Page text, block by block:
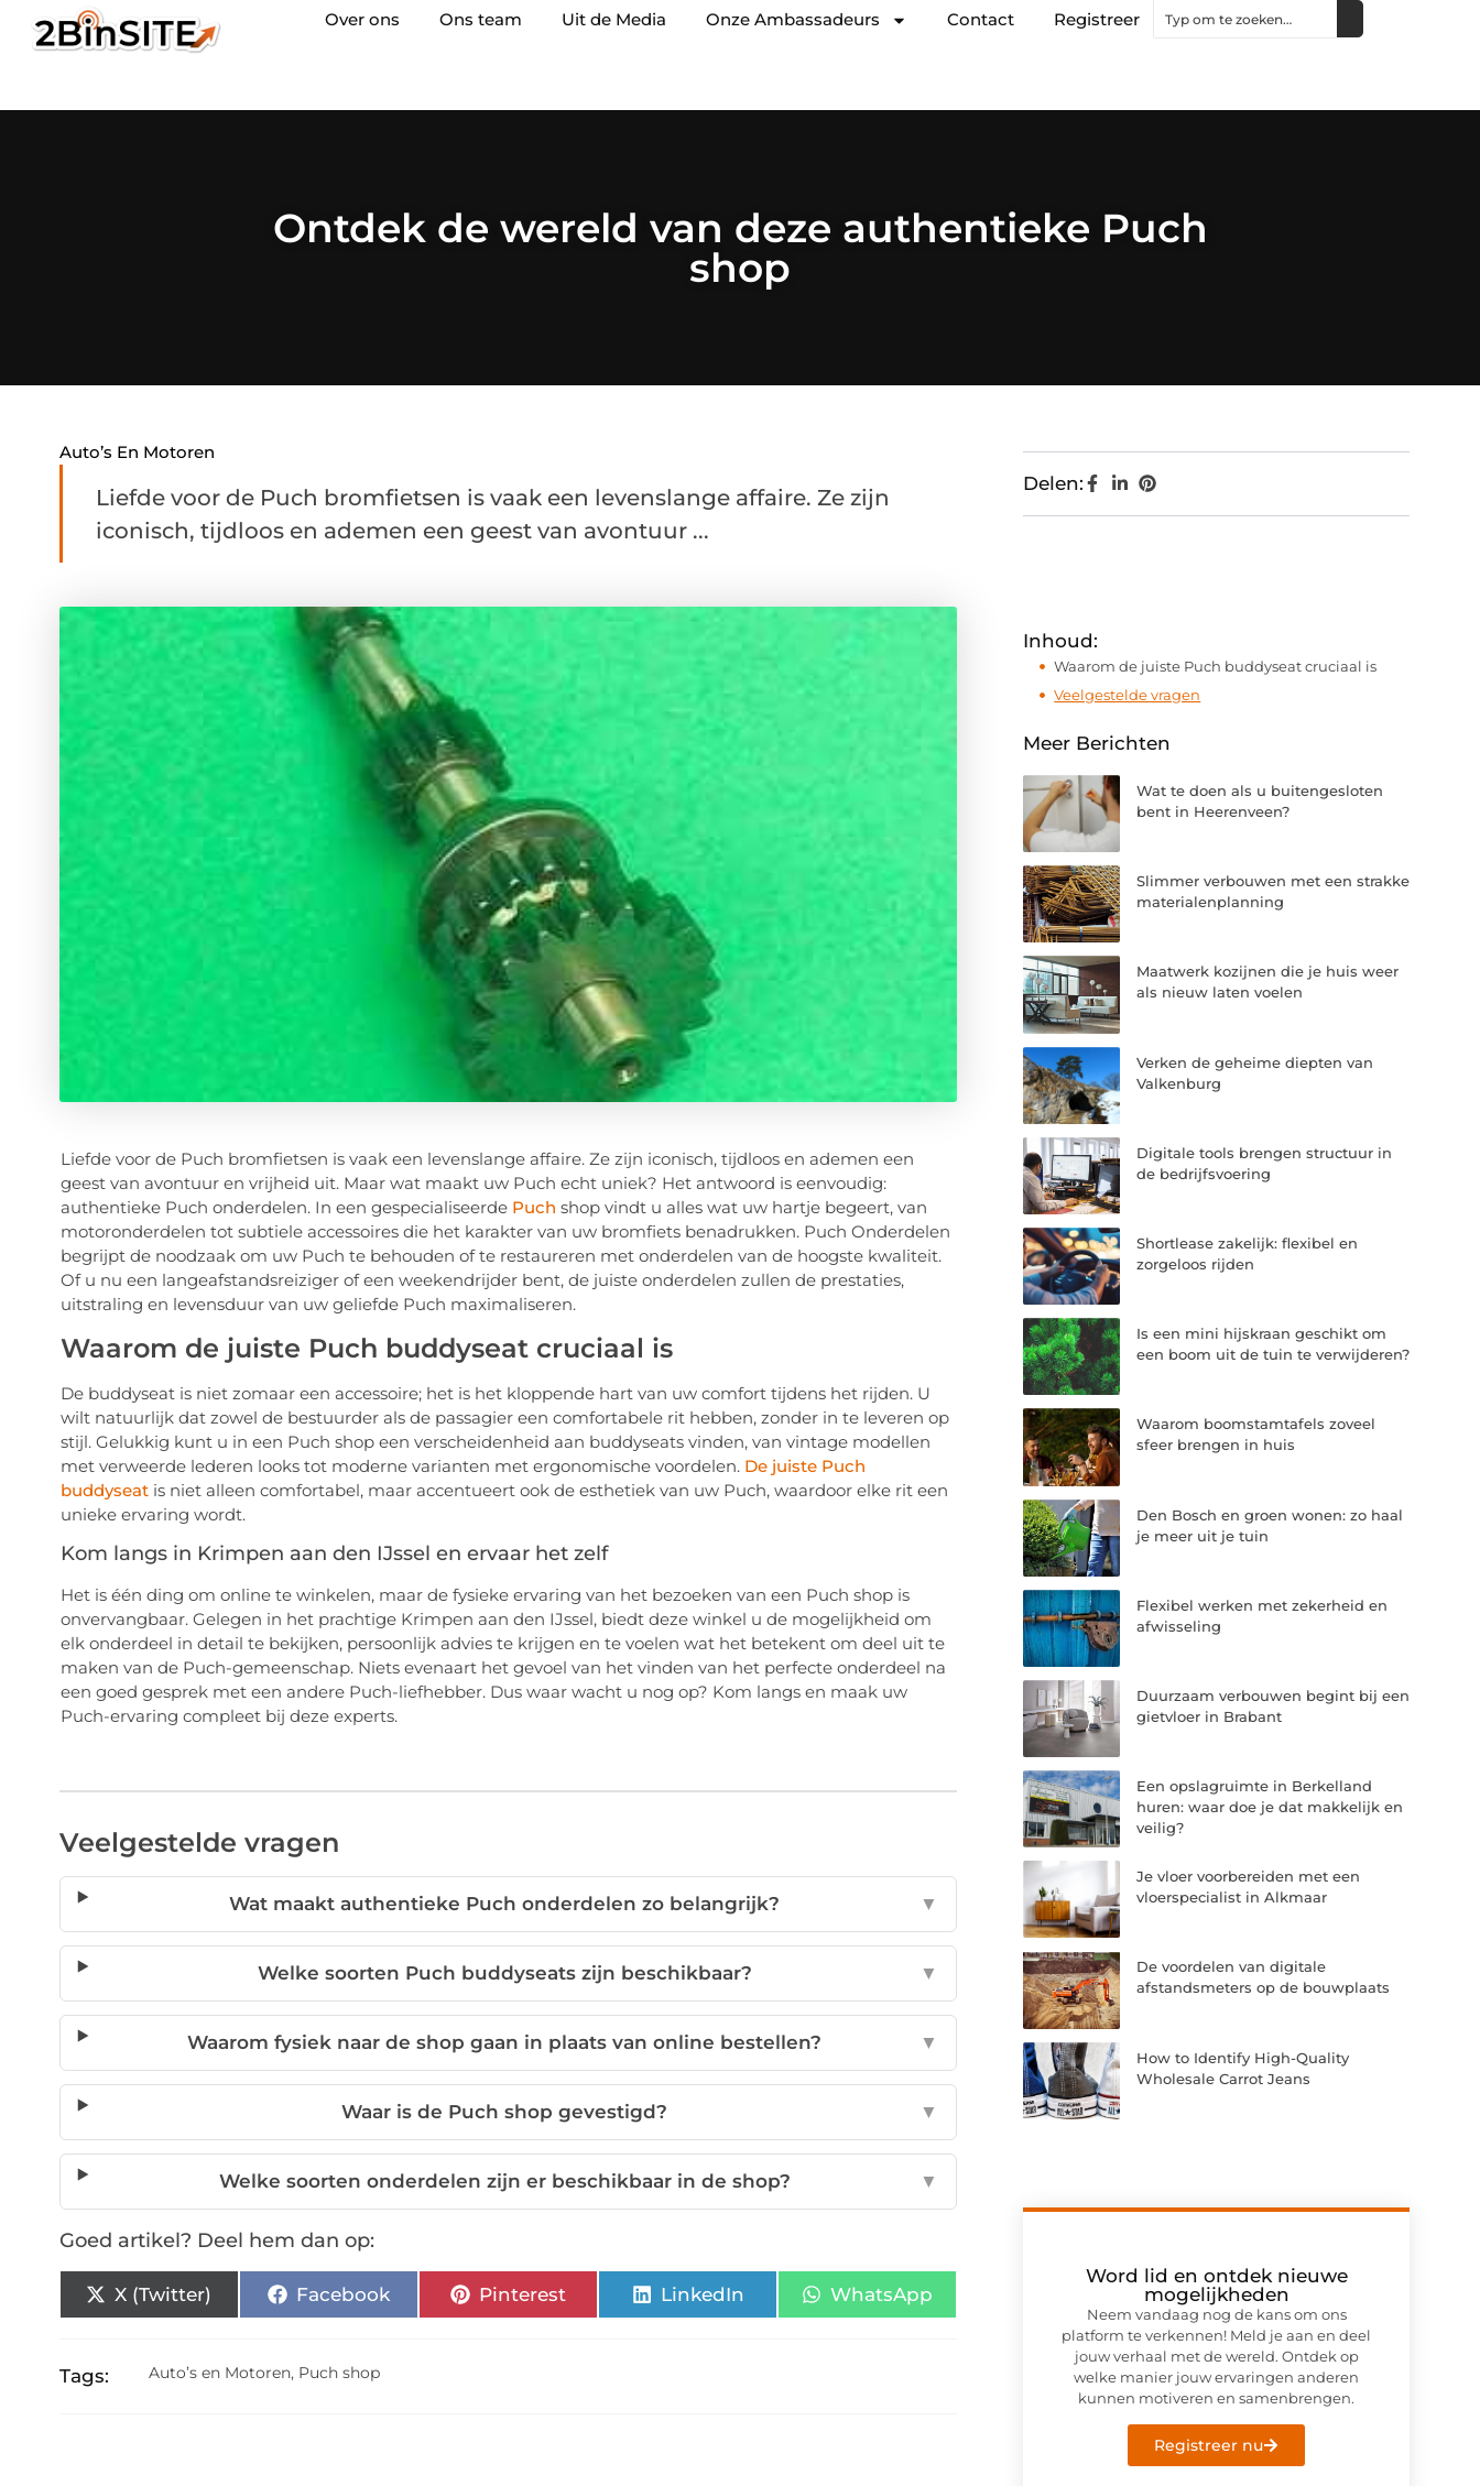
Over ons Ons team Uit de Media Onze Ambassadeurs Contact Registreer
Ontdek de wereld van deze authentieke Puch
shop
Auto’s En Motoren
Liefde voor de Puch bromfietsen is vaak een levenslange affaire. Ze zijn
iconisch, tijdloos en ademen een geest van avontuur ...
Liefde voor de Puch bromfietsen is vaak een levenslange affaire. Ze zijn iconisch, tijdloos en ademen een
geest van avontuur en vrijheid uit. Maar wat maakt uw Puch echt uniek? Het antwoord is eenvoudig:
authentieke Puch onderdelen. In een gespecialiseerde Puch shop vindt u alles wat uw hartje begeert, van
motoronderdelen tot subtiele accessoires die het karakter van uw bromfiets benadrukken. Puch Onderdelen
begrijpt de noodzaak om uw Puch te behouden of te restaureren met onderdelen van de hoogste kwaliteit.
Of u nu een langeafstandsreiziger of een weekendrijder bent, de juiste onderdelen zullen de prestaties,
uitstraling en levensduur van uw geliefde Puch maximaliseren.
Waarom de juiste Puch buddyseat cruciaal is
De buddyseat is niet zomaar een accessoire; het is het kloppende hart van uw comfort tijdens het rijden. U
wilt natuurlijk dat zowel de bestuurder als de passagier een comfortabele rit hebben, zonder in te leveren op
stijl. Gelukkig kunt u in een Puch shop een verscheidenheid aan buddyseats vinden, van vintage modellen
met verweerde lederen looks tot moderne varianten met ergonomische voordelen. De juiste Puch
buddyseatis niet alleen comfortabel, maar accentueert ook de esthetiek van uw Puch, waardoor elke rit een
unieke ervaring wordt.
Kom langs in Krimpen aan den IJssel en ervaar het zelf
Het is één ding om online te winkelen, maar de fysieke ervaring van het bezoeken van een Puch shop is
onvervangbaar. Gelegen in het prachtige Krimpen aan den IJssel, biedt deze winkel u de mogelijkheid om
elk onderdeel in detail te bekijken, persoonlijk advies te krijgen en te voelen wat het betekent om deel uit te
maken van de Puch-gemeenschap. Niets evenaart het gevoel van het vinden van het perfecte onderdeel na
een goed gesprek met een andere Puch-liefhebber. Dus waar wacht u nog op? Kom langs en maak uw
Puch-ervaring compleet bij deze experts.
Veelgestelde vragen
Wat maakt authentieke Puch onderdelen zo belangrijk? ▼
Welke soorten Puch buddyseats zijn beschikbaar? ▼
Waarom fysiek naar de shop gaan in plaats van online bestellen? ▼
Waar is de Puch shop gevestigd? ▼
Welke soorten onderdelen zijn er beschikbaar in de shop? ▼
Goed artikel? Deel hem dan op:
X (Twitter) Facebook Pinterest LinkedIn WhatsApp
Tags: Auto’s en Motoren, Puch shop
Delen:
Inhoud:
Waarom de juiste Puch buddyseat cruciaal is
Veelgestelde vragen
Meer Berichten
Wat te doen als u buitengesloten
bent in Heerenveen?
Slimmer verbouwen met een strakke
materialenplanning
Maatwerk kozijnen die je huis weer
als nieuw laten voelen
Verken de geheime diepten van
Valkenburg
Digitale tools brengen structuur in
de bedrijfsvoering
Shortlease zakelijk: flexibel en
zorgeloos rijden
Is een mini hijskraan geschikt om
een boom uit de tuin te verwijderen?
Waarom boomstamtafels zoveel
sfeer brengen in huis
Den Bosch en groen wonen: zo haal
je meer uit je tuin
Flexibel werken met zekerheid en
afwisseling
Duurzaam verbouwen begint bij een
gietvloer in Brabant
Een opslagruimte in Berkelland
huren: waar doe je dat makkelijk en
veilig?
Je vloer voorbereiden met een
vloerspecialist in Alkmaar
De voordelen van digitale
afstandsmeters op de bouwplaats
How to Identify High-Quality
Wholesale Carrot Jeans
Word lid en ontdek nieuwe
mogelijkheden
Neem vandaag nog de kans om ons
platform te verkennen! Meld je aan en deel
jouw verhaal met de wereld. Ontdek op
welke manier jouw ervaringen anderen
kunnen motiveren en samenbrengen.
Registreer nu